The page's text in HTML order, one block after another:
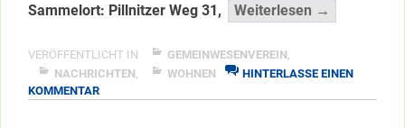
Sammelort: Pillnitzer Weg 31, Weiterlesen →
ERSTE
…”
VERÖFFENTLICHT IN GEMEINWESENVEREIN
NACHRICHTEN
WOHNEN
HINTERLASSE EINEN
KOMMENTARZU